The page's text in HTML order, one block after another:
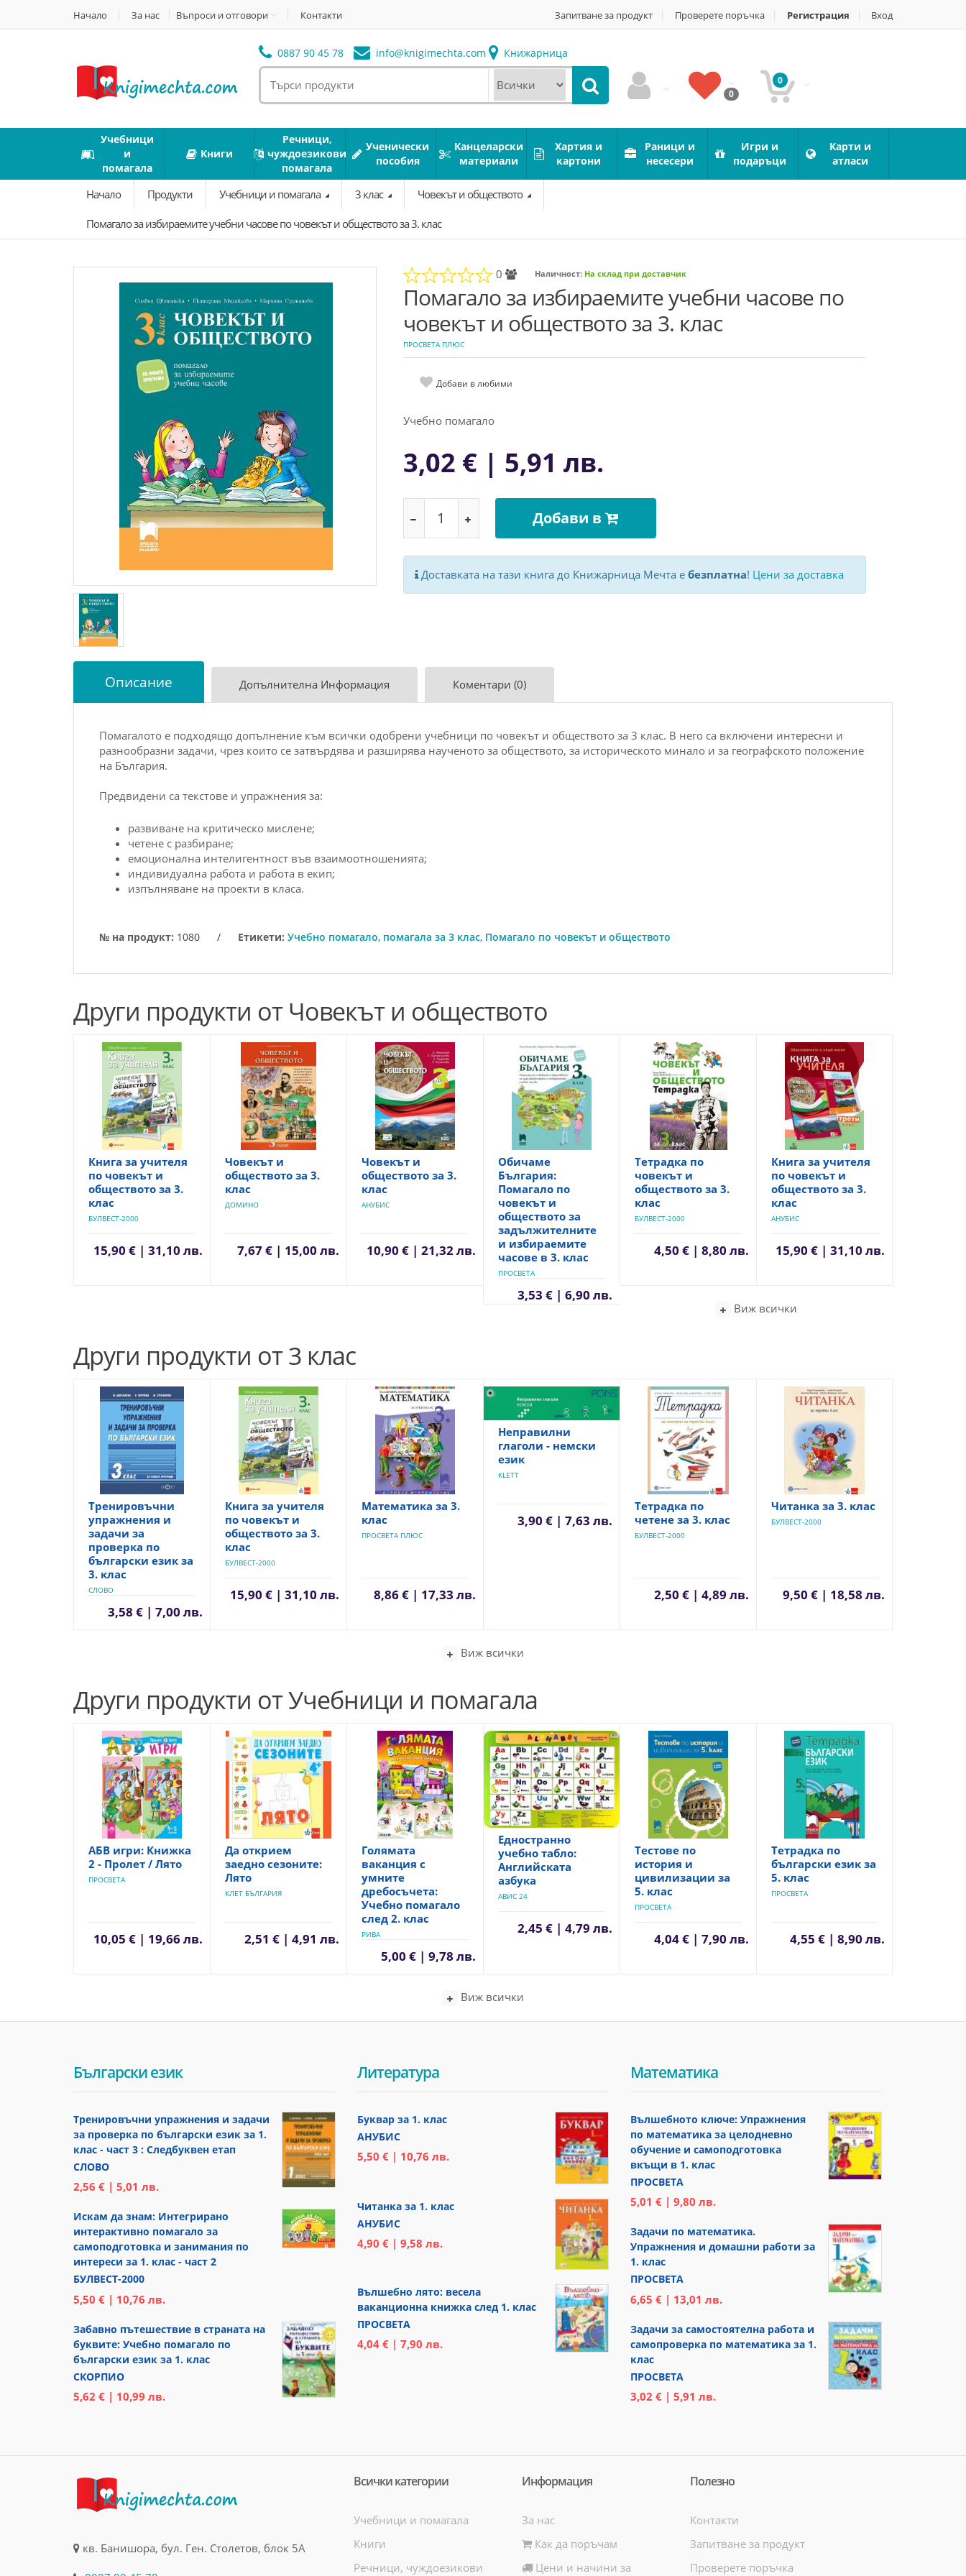
Начало За нас Въпроси и отговори Контакти Запитване за продукт Проверете поръчка Регистрация Вход
0887 90 45 78 info@knigimechta.com Книжарница
0
0
Учебници
и
помагала
Книги
Речници,
чуждоезикови
помагала
Ученически
пособия
Канцеларски
материали
Хартия и
картони
Раници и
несесери
Игри и
подаръци
Карти и
атласи
Начало Продукти Учебници и помагала 3 клас Човекът и обществото
Помагало за избираемите учебни часове по човекът и обществото за 3. клас
0 Наличност: На склад при доставчик
Помагало за избираемите учебни часове по
човекът и обществото за 3. клас
ПРОСВЕТА ПЛЮС
Добави в любими
Учебно помагало
3,02 € | 5,91 лв.
Добави в
Доставката на тази книга до Книжарница Мечта е безплатна! Цени за доставка
Описание Допълнителна Информация Коментари (0)
Помагалото е подходящо допълнение към всички одобрени учебници по човекът и обществото за 3 клас. В него са включени интересни и
разнообразни задачи, чрез които се затвърдява и разширява наученото за обществото, за историческото минало и за географското положение
на България.
Предвидени са текстове и упражнения за:
развиване на критическо мислене;
четене с разбиране;
емоционална интелигентност във взаимоотношенията;
индивидуална работа и работа в екип;
изпълняване на проекти в класа.
№ на продукт: 1080 / Етикети: Учебно помагало, помагала за 3 клас, Помагало по човекът и обществото
Други продукти от Човекът и обществото
Книга за учителя
по човекът и
обществото за 3.
клас
БУЛВЕСТ-2000
15,90 € | 31,10 лв.
Човекът и
обществото за 3.
клас
ДОМИНО
7,67 € | 15,00 лв.
Човекът и
обществото за 3.
клас
АНУБИС
10,90 € | 21,32 лв.
Обичаме
България:
Помагало по
човекът и
обществото за
задължителните
и избираемите
часове в 3. клас
ПРОСВЕТА
3,53 € | 6,90 лв.
Тетрадка по
човекът и
обществото за 3.
клас
БУЛВЕСТ-2000
4,50 € | 8,80 лв.
Книга за учителя
по човекът и
обществото за 3.
клас
АНУБИС
15,90 € | 31,10 лв.
Виж всички
Други продукти от 3 клас
Тренировъчни
упражнения и
задачи за
проверка по
български език за
3. клас
СЛОВО
3,58 € | 7,00 лв.
Книга за учителя
по човекът и
обществото за 3.
клас
БУЛВЕСТ-2000
15,90 € | 31,10 лв.
Математика за 3.
клас
ПРОСВЕТА ПЛЮС
8,86 € | 17,33 лв.
Неправилни
глаголи - немски
език
KLETT
3,90 € | 7,63 лв.
Тетрадка по
четене за 3. клас
БУЛВЕСТ-2000
2,50 € | 4,89 лв.
Читанка за 3. клас
БУЛВЕСТ-2000
9,50 € | 18,58 лв.
Виж всички
Други продукти от Учебници и помагала
АБВ игри: Книжка
2 - Пролет / Лято
ПРОСВЕТА
10,05 € | 19,66 лв.
Да открием
заедно сезоните:
Лято
КЛЕТ БЪЛГАРИЯ
2,51 € | 4,91 лв.
Голямата
ваканция с
умните
дребосъчета:
Учебно помагало
след 2. клас
РИВА
5,00 € | 9,78 лв.
Едностранно
учебно табло:
Английската
азбука
АВИС 24
2,45 € | 4,79 лв.
Тестове по
история и
цивилизации за
5. клас
ПРОСВЕТА
4,04 € | 7,90 лв.
Тетрадка по
български език за
5. клас
ПРОСВЕТА
4,55 € | 8,90 лв.
Виж всички
Български език
Тренировъчни упражнения и задачи
за проверка по български език за 1.
клас - част 3 : Следбуквен етап
СЛОВО
2,56 € | 5,01 лв.
Искам да знам: Интегрирано
интерактивно помагало за
самоподготовка и занимания по
интереси за 1. клас - част 2
БУЛВЕСТ-2000
5,50 € | 10,76 лв.
Забавно пътешествие в страната на
буквите: Учебно помагало по
български език за 1. клас
СКОРПИО
5,62 € | 10,99 лв.
Литература
Буквар за 1. клас
АНУБИС
5,50 € | 10,76 лв.
Читанка за 1. клас
АНУБИС
4,90 € | 9,58 лв.
Вълшебно лято: весела
ваканционна книжка след 1. клас
ПРОСВЕТА
4,04 € | 7,90 лв.
Математика
Вълшебното ключе: Упражнения
по математика за целодневно
обучение и самоподготовка
вкъщи в 1. клас
ПРОСВЕТА
5,01 € | 9,80 лв.
Задачи по математика.
Упражнения и домашни работи за
1. клас
ПРОСВЕТА
6,65 € | 13,01 лв.
Задачи за самостоятелна работа и
самопроверка по математика за 1.
клас
ПРОСВЕТА
3,02 € | 5,91 лв.
кв. Банишора, бул. Ген. Столетов, блок 5А
Всички категории
Учебници и помагала
Книги
Речници, чуждоезикови
Информация
За нас
Как да поръчам
Цени и начини за
Полезно
Контакти
Запитване за продукт
Проверете поръчка